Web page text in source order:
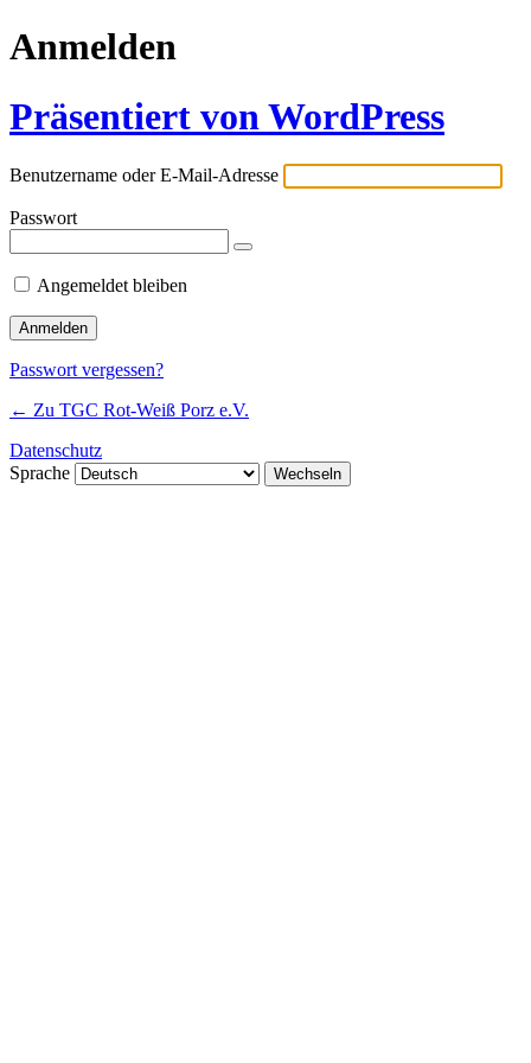
Anmelden
Präsentiert von WordPress
Benutzername oder E-Mail-Adresse
Passwort
Angemeldet bleiben
Passwort vergessen?
← Zu TGC Rot-Weiß Porz e.V.
Datenschutz
Sprache